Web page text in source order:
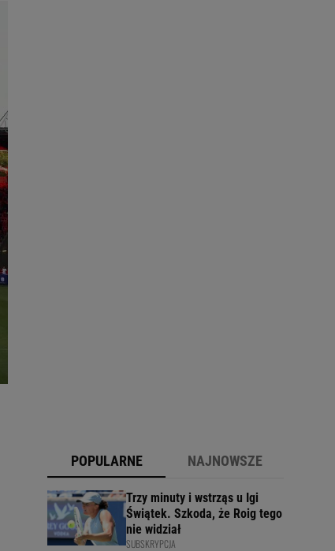
POPULARNE NAJNOWSZE
Trzy minuty i wstrząs u Igi
Świątek. Szkoda, że Roig tego
nie widział
SUBSKRYPCJA